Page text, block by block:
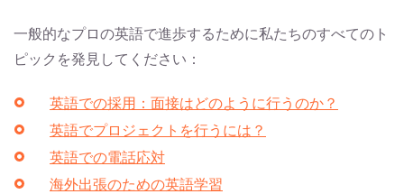
一般的なプロの英語で進歩するために私たちのすべてのト
ピックを発見してください：
英語での採用：面接はどのように行うのか？
英語でプロジェクトを行うには？
英語での電話応対
海外出張のための英語学習